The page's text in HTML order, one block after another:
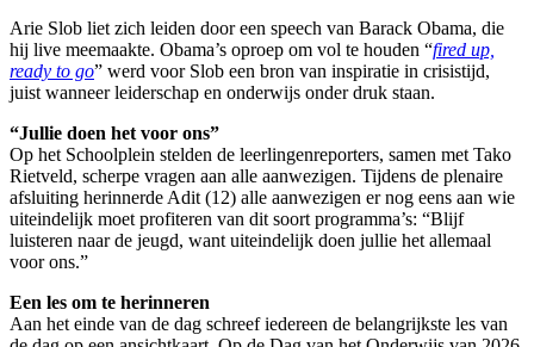
Arie Slob liet zich leiden door een speech van Barack Obama, die
hij live meemaakte. Obama’s oproep om vol te houden “fired up,
ready to go” werd voor Slob een bron van inspiratie in crisistijd,
juist wanneer leiderschap en onderwijs onder druk staan.
“Jullie doen het voor ons”
Op het Schoolplein stelden de leerlingenreporters, samen met Tako
Rietveld, scherpe vragen aan alle aanwezigen. Tijdens de plenaire
afsluiting herinnerde Adit (12) alle aanwezigen er nog eens aan wie
uiteindelijk moet profiteren van dit soort programma’s: “Blijf
luisteren naar de jeugd, want uiteindelijk doen jullie het allemaal
voor ons.”
Een les om te herinneren
Aan het einde van de dag schreef iedereen de belangrijkste les van